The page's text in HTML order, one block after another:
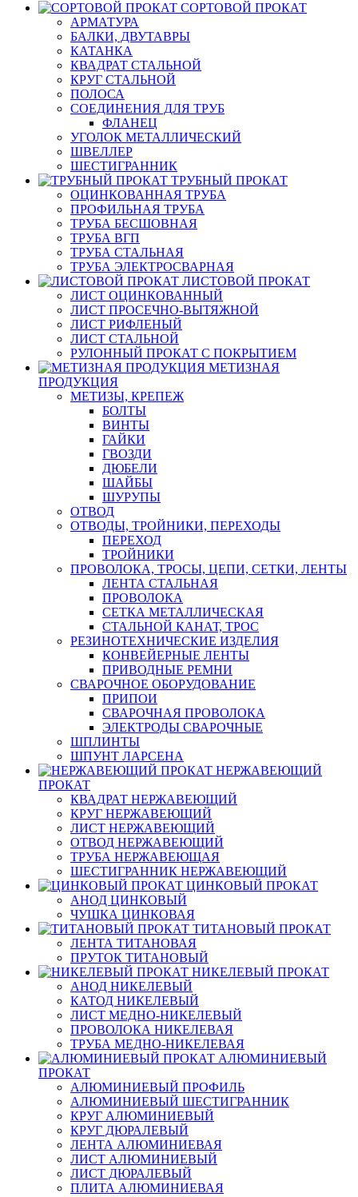
СОРТОВОЙ ПРОКАТ
АРМАТУРА
БАЛКИ, ДВУТАВРЫ
КАТАНКА
КВАДРАТ СТАЛЬНОЙ
КРУГ СТАЛЬНОЙ
ПОЛОСА
СОЕДИНЕНИЯ ДЛЯ ТРУБ
ФЛАНЕЦ
УГОЛОК МЕТАЛЛИЧЕСКИЙ
ШВЕЛЛЕР
ШЕСТИГРАННИК
ТРУБНЫЙ ПРОКАТ
ОЦИНКОВАННАЯ ТРУБА
ПРОФИЛЬНАЯ ТРУБА
ТРУБА БЕСШОВНАЯ
ТРУБА ВГП
ТРУБА СТАЛЬНАЯ
ТРУБА ЭЛЕКТРОСВАРНАЯ
ЛИСТОВОЙ ПРОКАТ
ЛИСТ ОЦИНКОВАННЫЙ
ЛИСТ ПРОСЕЧНО-ВЫТЯЖНОЙ
ЛИСТ РИФЛЕНЫЙ
ЛИСТ СТАЛЬНОЙ
РУЛОННЫЙ ПРОКАТ С ПОКРЫТИЕМ
МЕТИЗНАЯ
ПРОДУКЦИЯ
МЕТИЗЫ, КРЕПЕЖ
БОЛТЫ
ВИНТЫ
ГАЙКИ
ГВОЗДИ
ДЮБЕЛИ
ШАЙБЫ
ШУРУПЫ
ОТВОД
ОТВОДЫ, ТРОЙНИКИ, ПЕРЕХОДЫ
ПЕРЕХОД
ТРОЙНИКИ
ПРОВОЛОКА, ТРОСЫ, ЦЕПИ, СЕТКИ, ЛЕНТЫ
ЛЕНТА СТАЛЬНАЯ
ПРОВОЛОКА
СЕТКА МЕТАЛЛИЧЕСКАЯ
СТАЛЬНОЙ КАНАТ, ТРОС
РЕЗИНОТЕХНИЧЕСКИЕ ИЗДЕЛИЯ
КОНВЕЙЕРНЫЕ ЛЕНТЫ
ПРИВОДНЫЕ РЕМНИ
СВАРОЧНОЕ ОБОРУДОВАНИЕ
ПРИПОИ
СВАРОЧНАЯ ПРОВОЛОКА
ЭЛЕКТРОДЫ СВАРОЧНЫЕ
ШПЛИНТЫ
ШПУНТ ЛАРСЕНА
НЕРЖАВЕЮЩИЙ
ПРОКАТ
КВАДРАТ НЕРЖАВЕЮЩИЙ
КРУГ НЕРЖАВЕЮЩИЙ
ЛИСТ НЕРЖАВЕЮЩИЙ
ОТВОД НЕРЖАВЕЮЩИЙ
ТРУБА НЕРЖАВЕЮЩАЯ
ШЕСТИГРАННИК НЕРЖАВЕЮЩИЙ
ЦИНКОВЫЙ ПРОКАТ
АНОД ЦИНКОВЫЙ
ЧУШКА ЦИНКОВАЯ
ТИТАНОВЫЙ ПРОКАТ
ЛЕНТА ТИТАНОВАЯ
ПРУТОК ТИТАНОВЫЙ
НИКЕЛЕВЫЙ ПРОКАТ
АНОД НИКЕЛЕВЫЙ
КАТОД НИКЕЛЕВЫЙ
ЛИСТ МЕДНО-НИКЕЛЕВЫЙ
ПРОВОЛОКА НИКЕЛЕВАЯ
ТРУБА МЕДНО-НИКЕЛЕВАЯ
АЛЮМИНИЕВЫЙ
ПРОКАТ
АЛЮМИНИЕВЫЙ ПРОФИЛЬ
АЛЮМИНИЕВЫЙ ШЕСТИГРАННИК
КРУГ АЛЮМИНИЕВЫЙ
КРУГ ДЮРАЛЕВЫЙ
ЛЕНТА АЛЮМИНИЕВАЯ
ЛИСТ АЛЮМИНИЕВЫЙ
ЛИСТ ДЮРАЛЕВЫЙ
ПЛИТА АЛЮМИНИЕВАЯ